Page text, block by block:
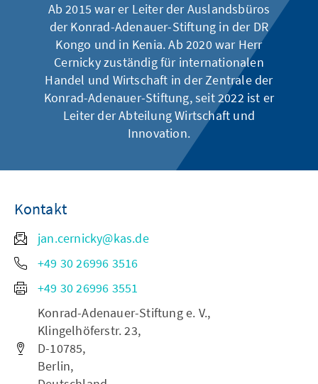
Ab 2015 war er Leiter der Auslandsbüros
der Konrad-Adenauer-Stiftung in der DR
Kongo und in Kenia. Ab 2020 war Herr
Cernicky zuständig für internationalen
Handel und Wirtschaft in der Zentrale der
Konrad-Adenauer-Stiftung, seit 2022 ist er
Leiter der Abteilung Wirtschaft und
Innovation.
Kontakt
jan.cernicky@kas.de
+49 30 26996 3516
+49 30 26996 3551
Konrad-Adenauer-Stiftung e. V.,
Klingelhöferstr. 23,
D-10785,
Berlin,